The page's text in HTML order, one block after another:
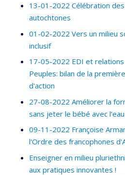
13-01-2022 Célébration
autochtones
01-02-2022 Vers un milieu
inclusif
17-05-2022 EDI et
Peuples: bilan de la
d'action
27-08-2022 Améliorer la
sans jeter le bébé avec
09-11-2022 Françoise
l'Ordre des francophones
Enseigner en milieu
aux pratiques innovantes !